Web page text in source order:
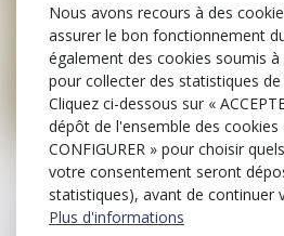
Prestation compensatoire : la
29
juil.
Divorce et séparation
Nous avons recours à des
assurer le bon fonctionnement
également des cookies soumis
pour collecter des statistiques de
Cliquez ci-dessous sur «
dépôt de l'ensemble des cookies
CONFIGURER » pour choisir
votre consentement seront
statistiques), avant de continuer
Plus d'informations